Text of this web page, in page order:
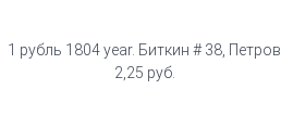
1 рубль 1804 year. Биткин # 38, Петров
2,25 руб.